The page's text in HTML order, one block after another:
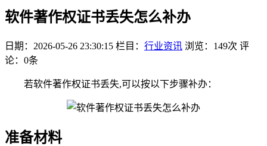
软件著作权证书丢失怎么补办
日期：2026-05-26 23:30:15 栏目： 行业资讯 浏览：149次 评
论：0条
若软件著作权证书丢失,可以按以下步骤补办：
准备材料